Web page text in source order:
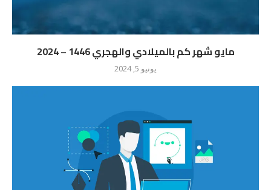
مايو شهر كم بالميلادي والهجري 1446 – 2024
يونيو 5, 2024